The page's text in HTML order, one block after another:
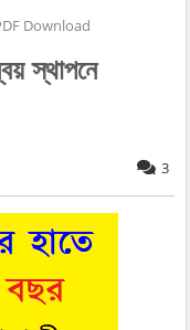
Download
3